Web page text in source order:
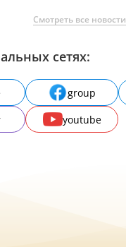
Смотреть все новости
сетях:
group
youtube